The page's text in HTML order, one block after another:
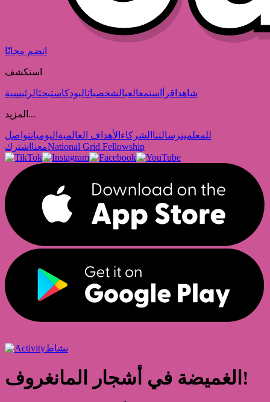
انضم مجانًا
استكشف
شاهد اقرأ استمعالعبالشخصياتالبودكاستبحثالرئيسية
المزيد...
للمعلمينرسالتنا الشركاء الأهداف العالمية اليومياتتواصل
معنا اشترك National Grid Fellowship
نشاط
الغميضة في أشجار المانغروف!